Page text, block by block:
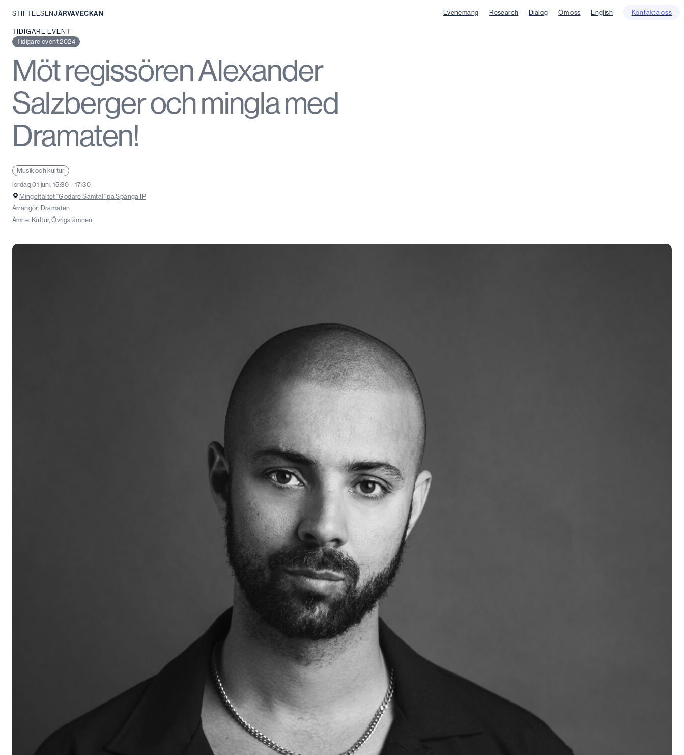
Hoppa
innehåll
STIFTELSENJÄRVAVECKAN Evenemang Research Dialog Om oss English Kontakta oss
TIDIGARE EVENT
Tidigare event 2024
Möt regissören Alexander
Salzberger och mingla med
Dramaten!
Musik och kultur
lördag 01 juni, 15:30 – 17:30
Mingeltältet "Godare Samtal" på Spånga IP
Arrangör: Dramaten
Ämne: Kultur,Övriga ämnen